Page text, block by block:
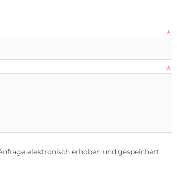
elektronisch erhoben und gespeichert